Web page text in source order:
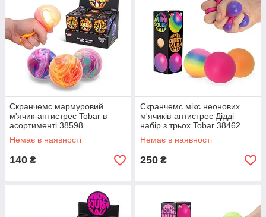
Скранчемс мармуровий
м'ячик-антистрес Tobar в
асортименті 38598
Немає в наявності
140 ₴
Скранчемс мікс неонових
м'ячиків-антистрес Дідді
набір з трьох Tobar 38462
Немає в наявності
250 ₴